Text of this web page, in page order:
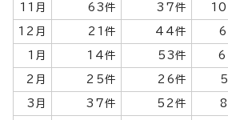
11月 63件 37件
12月 21件 44件
1月 14件 53件
2月 25件 26件
3月 37件 52件